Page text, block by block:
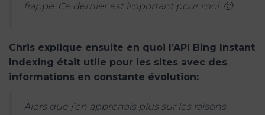
frappe. Ce dernier est important pour moi. 🙂
Chris explique ensuite en quoi l’API Bing Instant
Indexing était utile pour les sites avec des
informations en constante évolution:
Alors que j’en apprenais plus sur les raisons